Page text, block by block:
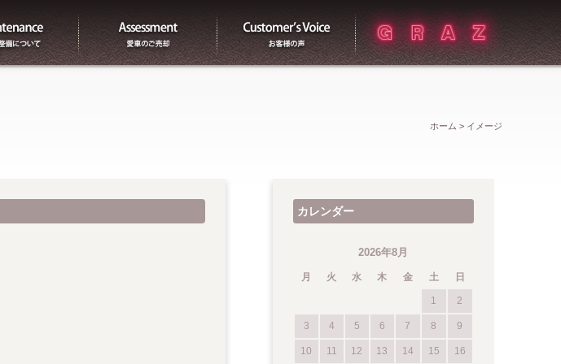
整備 買取 お客様の声
ホーム > イメージ
カレンダー
2026年8月
月 火 水 木 金 土 日
1 2
3 4 5 6 7 8 9
10 11 12 13 14 15 16